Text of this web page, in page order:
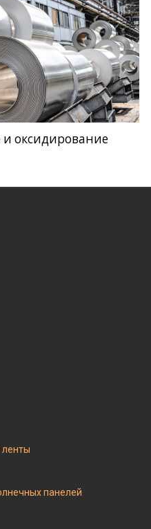
и оксидирование
панелей